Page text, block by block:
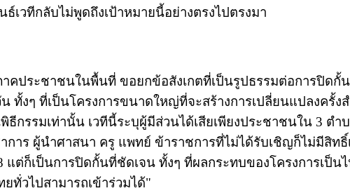
เวทีกลับไม่พูดถึงเป้าหมายนี้อย่างตรงไปตรงมา
คประชาชนในพื้นที่ ขอยกข้อสังเกตที่เป็นรูปธรรมต่อการปิดกั้
ทั้งๆ ที่เป็นโครงการขนาดใหญ่ที่จะสร้างการเปลี่ยนแปลงครั้ง
กรรมเท่านั้น เวทีนี้ระบุผู้มีส่วนได้เสียเพียงประชาชนใน 3 ตำ
การ ผู้นำศาสนา ครู แพทย์ ข้าราชการที่ไม่ได้รับเชิญก็ไม่มีสิทธิ์
แต่ก็เป็นการปิดกั้นที่ชัดเจน ทั้งๆ ที่ผลกระทบของโครงการเป็น
ทั่วไปสามารถเข้าร่วมได้"